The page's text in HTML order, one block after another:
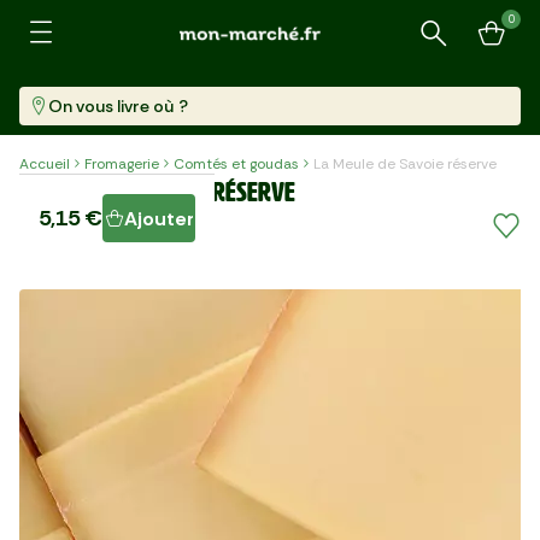
Recherche
0
On vous livre où ?
Accueil Fromagerie Comtés et goudas La Meule de Savoie réserve
La Meule de Savoie réserve
5,15 € Ajouter